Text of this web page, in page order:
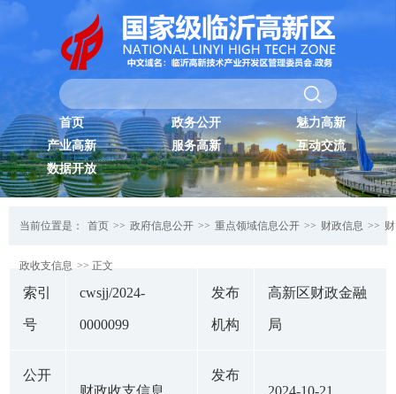
首页 政务公开
魅力高新
产业高新
服务高新
互动交流
数据开放
当前位置是： 首页 >> 政府信息公开 >> 重点领域信息公开 >> 财政信息 >> 财
政收支信息 >> 正文
索引
号
cwsjj/2024-
0000099
发布
机构
高新区财政金融
局
公开 发布